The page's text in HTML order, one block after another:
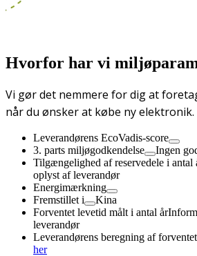
Hvorfor har vi
Vi gør det nemmere for dig at
når du ønsker at købe ny elektronik.
Leverandørens EcoVadis-score
3. parts miljøgodkendelse
Ingen
Tilgængelighed af reservedele i antal
oplyst af leverandør
Energimærkning
Fremstillet i
Kina
Forventet levetid målt i antal år
leverandør
Leverandørens beregning af
her